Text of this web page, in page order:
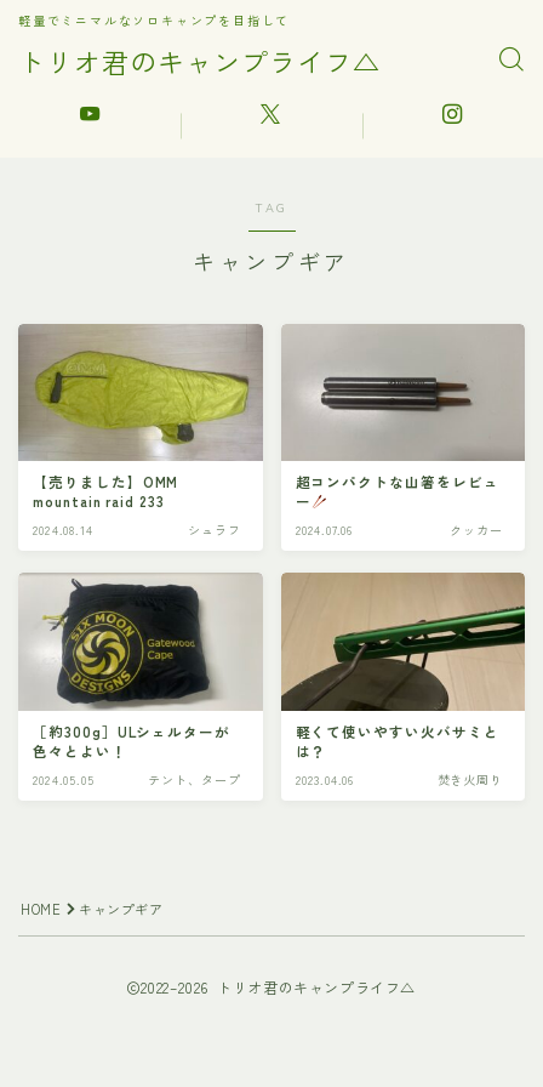
トリオ君のキャンプライフ△
軽量でミニマルなソロキャンプを目指して
TAG
キャンプギア
【売りました】OMM
mountain raid 233
2024.08.14 シュラフ
超コンパクトな山箸をレビュ
ー
2024.07.06 クッカー
［約300g］ULシェルターが
色々とよい！
2024.05.05 テント、タープ
軽くて使いやすい火バサミと
は？
2023.04.06 焚き火周り
HOME キャンプギア
2022–2026 トリオ君のキャンプライフ△